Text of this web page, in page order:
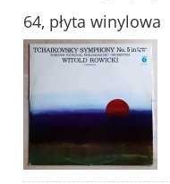
64, płyta winylowa